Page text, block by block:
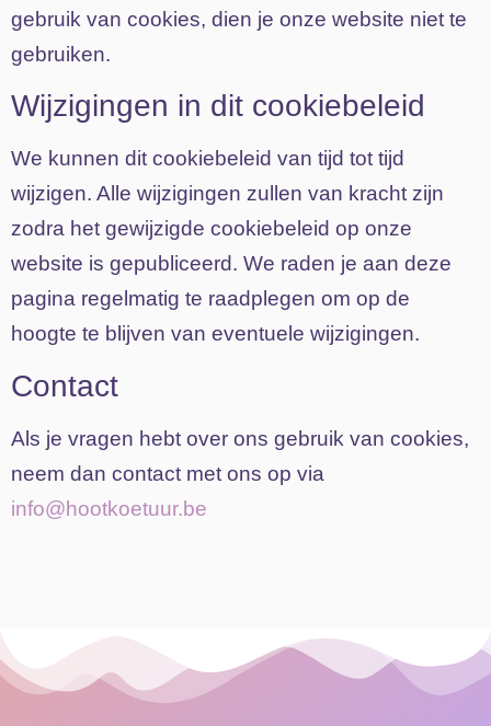
gebruik van cookies, dien je onze website niet te
gebruiken.
Wijzigingen in dit cookiebeleid
We kunnen dit cookiebeleid van tijd tot tijd
wijzigen. Alle wijzigingen zullen van kracht zijn
zodra het gewijzigde cookiebeleid op onze
website is gepubliceerd. We raden je aan deze
pagina regelmatig te raadplegen om op de
hoogte te blijven van eventuele wijzigingen.
Contact
Als je vragen hebt over ons gebruik van cookies,
neem dan contact met ons op via
info@hootkoetuur.be